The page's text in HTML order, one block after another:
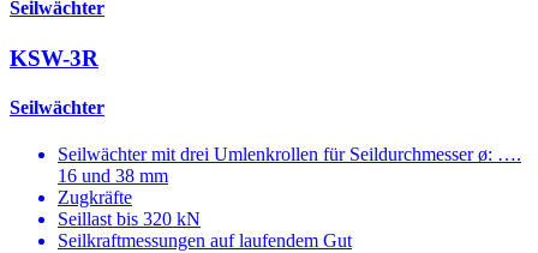
Seilwächter
KSW-3R
Seilwächter
Seilwächter mit drei Umlenkrollen für Seildurchmesser ø: ….
16 und 38 mm
Zugkräfte
Seillast bis 320 kN
Seilkraftmessungen auf laufendem Gut